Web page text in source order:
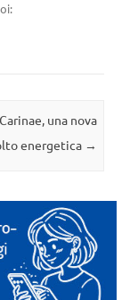
una nova
energetica →